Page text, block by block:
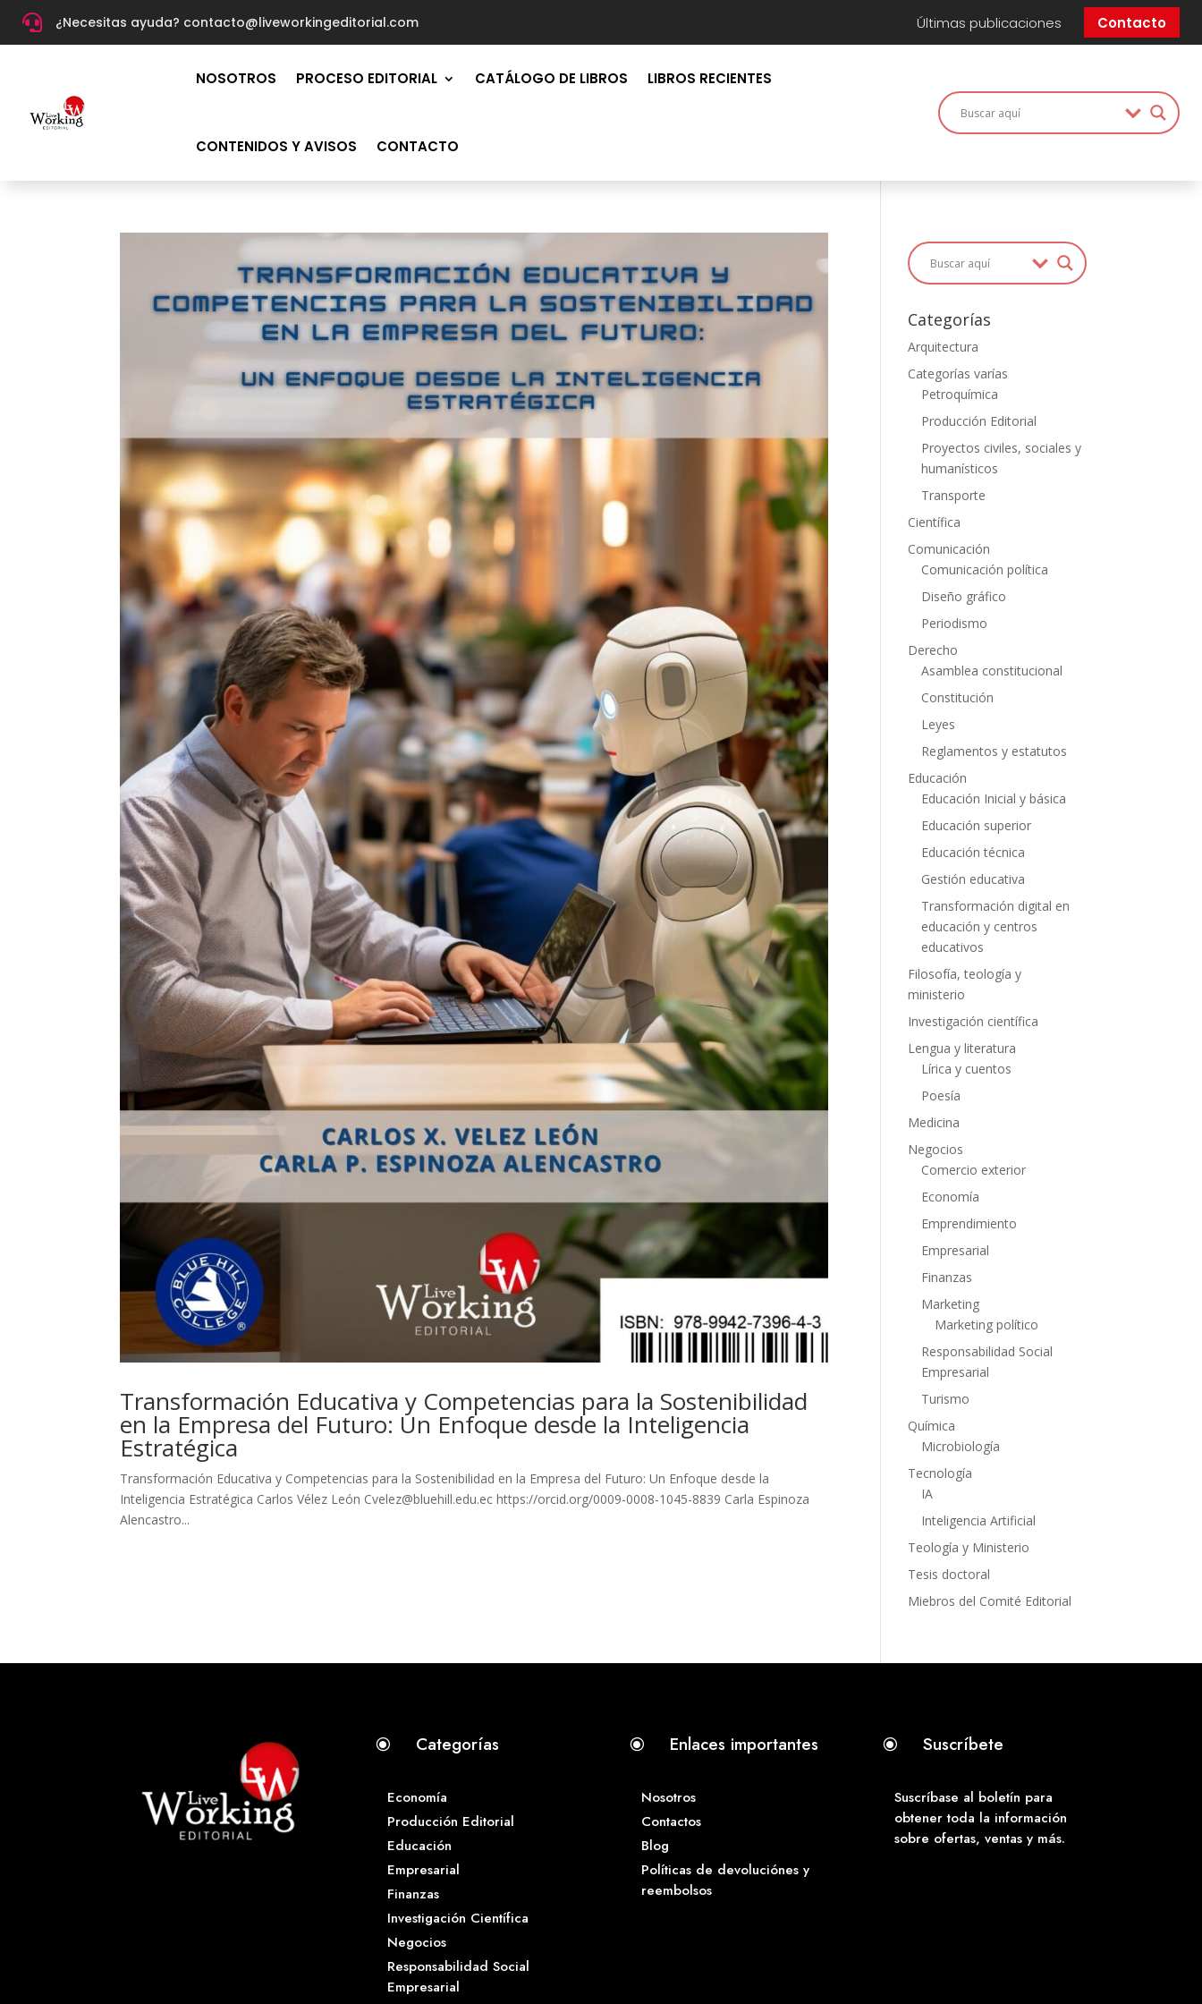
 ¿Necesitas ayuda? contacto@liveworkingeditorial.com Últimas publicaciones Contacto
NOSOTROS PROCESO EDITORIAL CATÁLOGO DE LIBROS LIBROS RECIENTES
CONTENIDOS Y AVISOS CONTACTO
Transformación Educativa y Competencias para la Sostenibilidad
en la Empresa del Futuro: Un Enfoque desde la Inteligencia
Estratégica
Transformación Educativa y Competencias para la Sostenibilidad en la Empresa del Futuro: Un Enfoque desde la
Inteligencia Estratégica Carlos Vélez León Cvelez@bluehill.edu.ec https://orcid.org/0009-0008-1045-8839 Carla Espinoza
Alencastro...
Categorías
Arquitectura
Categorías varías
Petroquímica
Producción Editorial
Proyectos civiles, sociales y
humanísticos
Transporte
Científica
Comunicación
Comunicación política
Diseño gráfico
Periodismo
Derecho
Asamblea constitucional
Constitución
Leyes
Reglamentos y estatutos
Educación
Educación Inicial y básica
Educación superior
Educación técnica
Gestión educativa
Transformación digital en
educación y centros
educativos
Filosofía, teología y
ministerio
Investigación científica
Lengua y literatura
Lírica y cuentos
Poesía
Medicina
Negocios
Comercio exterior
Economía
Emprendimiento
Empresarial
Finanzas
Marketing
Marketing político
Responsabilidad Social
Empresarial
Turismo
Química
Microbiología
Tecnología
IA
Inteligencia Artificial
Teología y Ministerio
Tesis doctoral
Miebros del Comité Editorial
\ Categorías
Economía
Producción Editorial
Educación
Empresarial
Finanzas
Investigación Científica
Negocios
Responsabilidad Social
Empresarial
\ Enlaces importantes
Nosotros
Contactos
Blog
Políticas de devoluciónes y
reembolsos
\ Suscríbete
Suscríbase al boletín para
obtener toda la información
sobre ofertas, ventas y más.